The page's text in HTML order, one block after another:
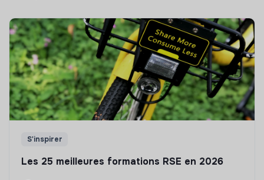
S'inspirer
Les 25 meilleures formations RSE en 2026